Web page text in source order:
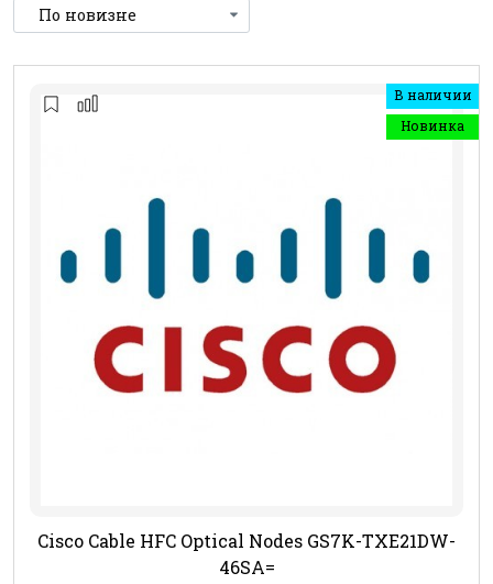
В наличии
Новинка
Cisco Cable HFC Optical Nodes GS7K-TXE21DW-
46SA=